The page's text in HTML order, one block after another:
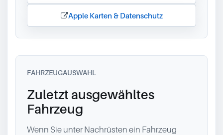
Apple Karten & Datenschutz
FAHRZEUGAUSWAHL
Zuletzt ausgewähltes
Fahrzeug
Wenn Sie unter Nachrüsten ein Fahrzeug